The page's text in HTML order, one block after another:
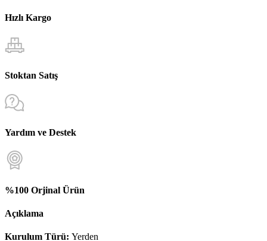
Hızlı Kargo
Stoktan Satış
Yardım ve Destek
%100 Orjinal Ürün
Açıklama
Kurulum Türü: Yerden